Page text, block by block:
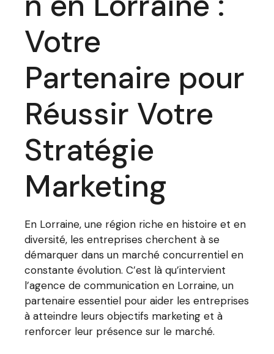
Votre
Partenaire pour
Réussir Votre
Stratégie
Marketing
En Lorraine, une région riche en histoire et en
diversité, les entreprises cherchent à se
démarquer dans un marché concurrentiel en
constante évolution. C’est là qu’intervient
l’agence de communication en Lorraine, un
partenaire essentiel pour aider les entreprises
à atteindre leurs objectifs marketing et à
renforcer leur présence sur le marché.